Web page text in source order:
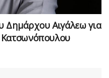
Δημάρχου Αιγάλεω για